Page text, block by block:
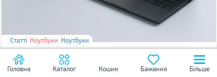
Статті Ноутбуки Ноутбуки
Рейтинг найкращих ноутбуків - ТОП 12 моделей
2025 року
Головна Каталог Кошик Бажання Більше